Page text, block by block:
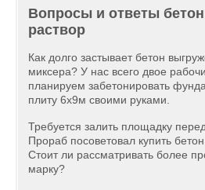
Вопросы и ответы
раствор
Как долго застывает бетон
миксера? У нас всего двое
планируем забетонировать
плиту 6х9м своими руками.
Требуется залить площадку
Прораб посоветовал купить
Стоит ли рассматривать более
марку?